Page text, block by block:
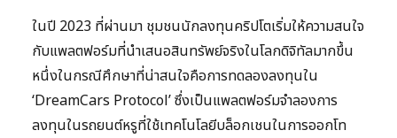
ในปี 2023 ที่ผ่านมา ชุมชนนักลงทุนคริปโตเริ่มให้ความสนใจ
กับแพลตฟอร์มที่นำเสนอสินทรัพย์จริงในโลกดิจิทัลมากขึ้น
หนึ่งในกรณีศึกษาที่น่าสนใจคือการทดลองลงทุนใน
‘DreamCars Protocol’ ซึ่งเป็นแพลตฟอร์มจำลองการ
ลงทุนในรถยนต์หรูที่ใช้เทคโนโลยีบล็อกเชนในการออกโท